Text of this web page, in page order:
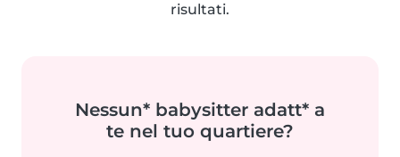
risultati.
Nessun* babysitter adatt* a
te nel tuo quartiere?